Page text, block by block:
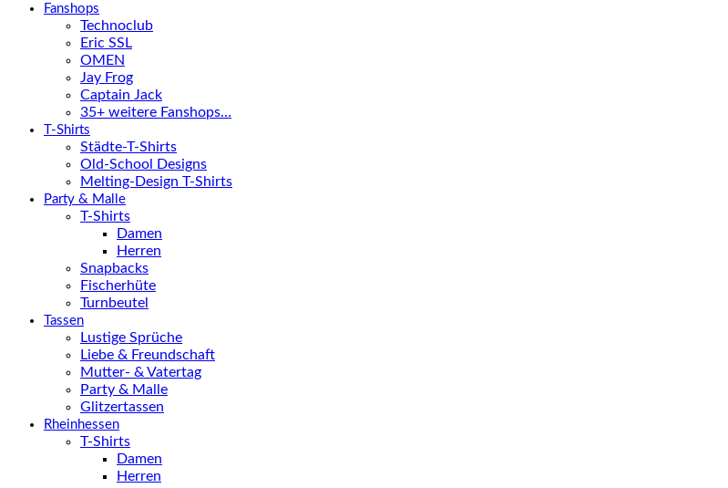
Fanshops
Technoclub
Eric SSL
OMEN
Jay Frog
Captain Jack
35+ weitere Fanshops…
T-Shirts
Städte-T-Shirts
Old-School Designs
Melting-Design T-Shirts
Party & Malle
T-Shirts
Damen
Herren
Snapbacks
Fischerhüte
Turnbeutel
Tassen
Lustige Sprüche
Liebe & Freundschaft
Mutter- & Vatertag
Party & Malle
Glitzertassen
Rheinhessen
T-Shirts
Damen
Herren